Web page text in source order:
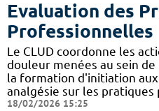
Evaluation des
Professionnelles
Le CLUD coordonne les
douleur menées au sein
la formation d'initiation
analgésie sur les pratiques
18/02/2026 15:25